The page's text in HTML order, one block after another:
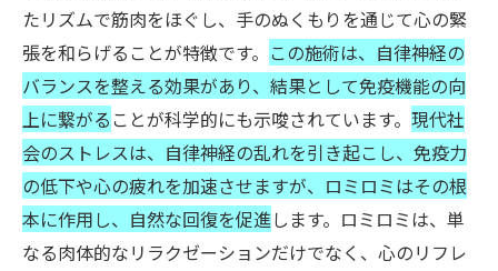
たリズムで筋肉をほぐし、手のぬくもりを通じて心の緊
張を和らげることが特徴です。 この施術は、自律神経の
バランスを整える効果があり、結果として免疫機能の向
上に繋がる ことが科学的にも示唆されています。 現代社
会のストレスは、自律神経の乱れを引き起こし、免疫力
の低下や心の疲れを加速させますが、ロミロミはその根
本に作用し、自然な回復を促進します。ロミロミは、単
なる肉体的なリラクゼーションだけでなく、心のリフレ